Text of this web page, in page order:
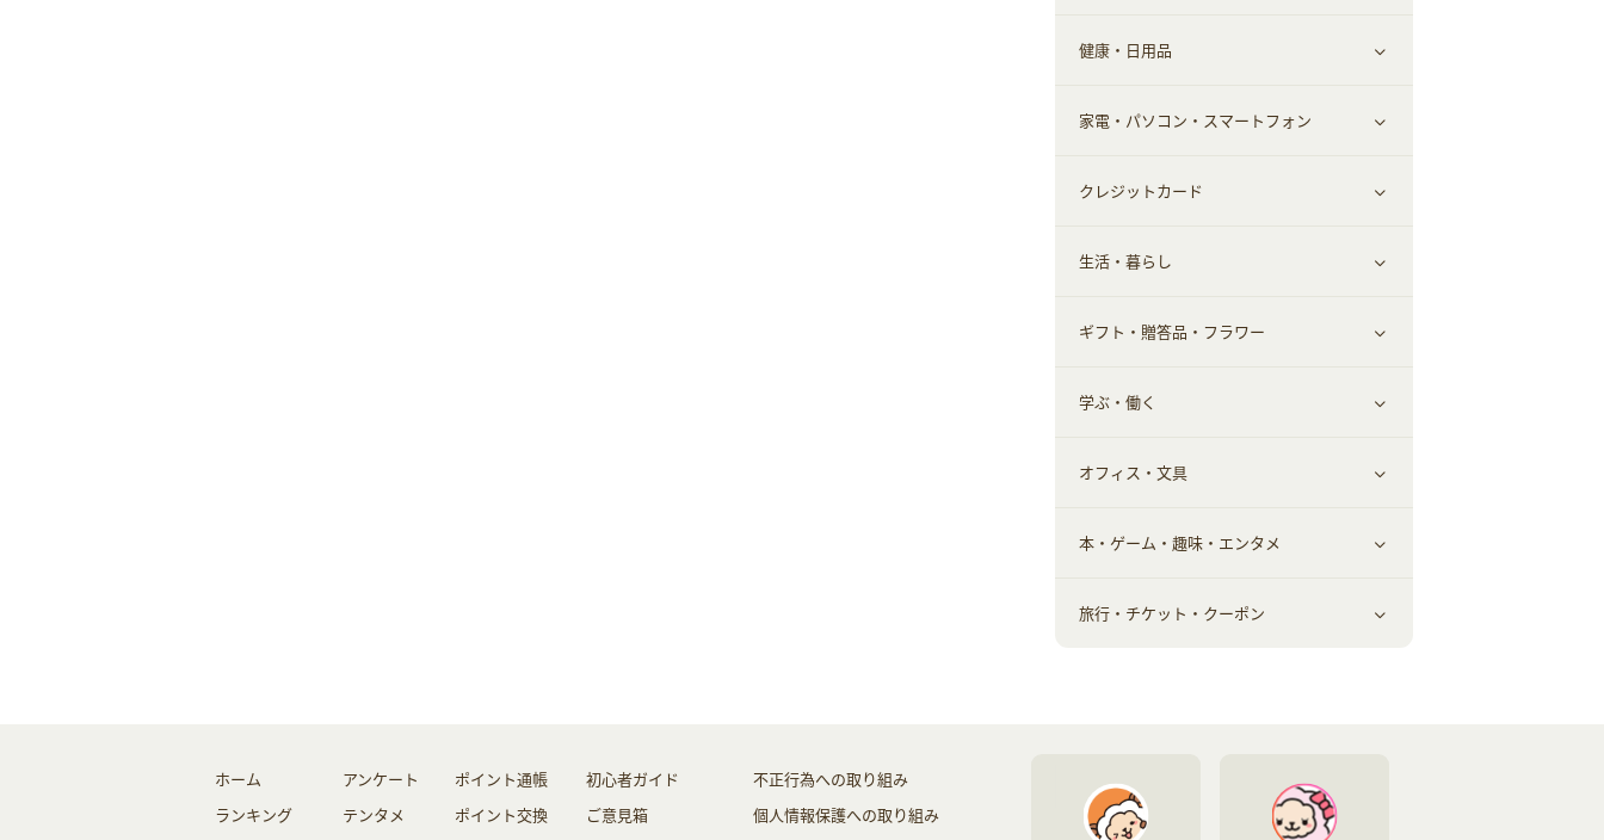
インナー・下着
靴・フットウェア
小物・かばん
スーツ・フォーマル
グルメ
ドリンク
お酒
食材宅配
すべて見る
スキンケア
メイクアップ
ヘアケア
メンズ美容
美容・ダイエット用品
脱毛用品
美容食品
健康・日用品
すべて見る
健康食品｜青汁・飲料
健康食品｜乳酸菌・ケフィア
健康食品｜その他
スポーツ・フィットネス
日用品・薬局・からだ
家電・パソコン・スマートフォン
すべて見る
家電・パソコン・ソフトウェア
スマホ・携帯電話・SIM
クレジットカード
すべて見る
クレジットカード
生活・暮らし
すべて見る
車情報・カーシェア・レンタル
お役立ち
生活雑貨・家具インテリア
赤ちゃん・こども・マタニティ
ギフト・贈答品・フラワー
すべて見る
ギフト・贈答品
フラワー
学ぶ・働く
すべて見る
習い事・学習・学校
オフィス・文具
すべて見る
オフィス・文具
本・ゲーム・趣味・エンタメ
すべて見る
本
旅行・チケット・クーポン
チケット・クーポン・チラシ
ホーム
ランキング
アンケート
テンタメ
ポイント通帳
ポイント交換
初心者ガイド
ご意見箱
不正行為への取り組み
個人情報保護への取り組み